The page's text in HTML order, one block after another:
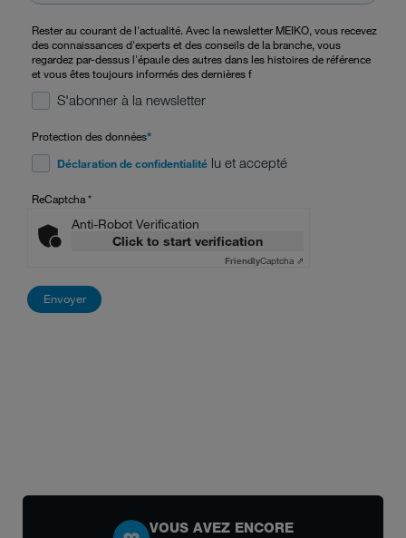
Rester au courant de l'actualité. Avec la newsletter MEIKO, vous recevez
des connaissances d'experts et des conseils de la branche, vous
regardez par-dessus l'épaule des autres dans les histoires de référence
et vous êtes toujours informés des dernières f
S'abonner à la newsletter
Protection des données*
Déclaration de confidentialité lu et accepté
ReCaptcha*
Anti-Robot Verification
Click to start verification
FriendlyCaptcha ⇗
VOUS AVEZ ENCORE